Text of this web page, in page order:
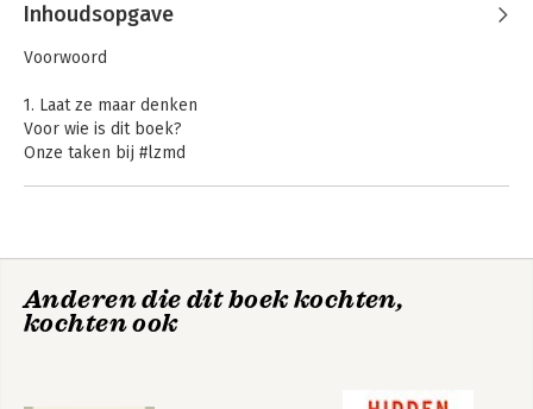
Inhoudsopgave
Voorwoord
1. Laat ze maar denken
Voor wie is dit boek?
Onze taken bij #lzmd
Oefening 1.3Doelen stellen
Samenvatting
Anderen die dit boek kochten,
kochten ook